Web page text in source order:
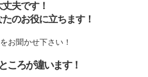
丈夫です！
のお役に立ちます！
お聞かせ下さい！
ころが違います！